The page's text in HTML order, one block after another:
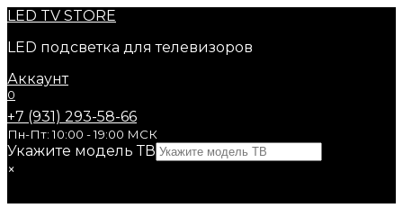
Перейти
содержанию
LED TV STORE
LED подсветка для телевизоров
Аккаунт
0
+7 (931) 293-58-66
Пн-Пт: 10:00 - 19:00 МСК
Укажите модель ТВ
×